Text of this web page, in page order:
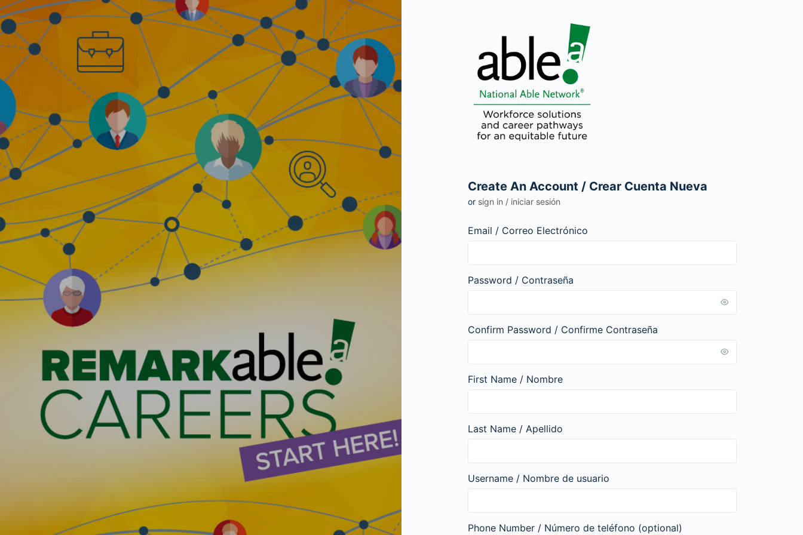
Create An Account / Crear Cuenta Nueva
or sign in / iniciar sesión
Email / Correo Electrónico
Password / Contraseña
Confirm Password / Confirme Contraseña
First Name / Nombre
Last Name / Apellido
Username / Nombre de usuario
Phone Number / Número de teléfono (optional)